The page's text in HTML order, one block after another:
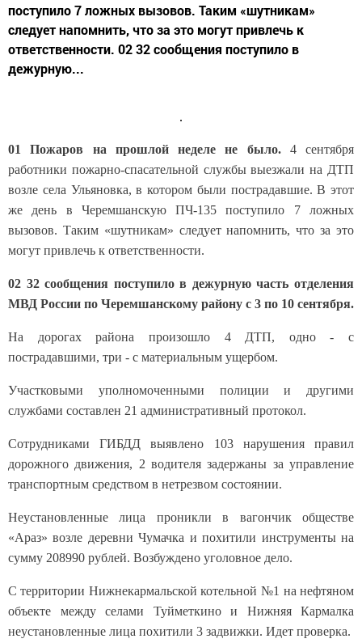
поступило 7 ложных вызовов. Таким «шутникам»
следует напомнить, что за это могут привлечь к
ответственности. 02 32 сообщения поступило в
дежурную...
01 Пожаров на прошлой неделе не было.4 сентября
работники пожарно-спасательной службы выезжали на ДТП
возле села Ульяновка, в котором были пострадавшие. В этот
же день в Черемшанскую ПЧ-135 поступило 7 ложных
вызовов. Таким «шутникам» следует напомнить, что за это
могут привлечь к ответственности.
02 32 сообщения поступило в дежурную часть отделения
МВД России по Черемшанскому району с 3 по 10 сентября.
На дорогах района произошло 4 ДТП, одно - с
пострадавшими, три - с материальным ущербом.
Участковыми уполномоченными полиции и другими
службами составлен 21 административный протокол.
Сотрудниками ГИБДД выявлено 103 нарушения правил
дорожного движения, 2 водителя задержаны за управление
транспортным средством в нетрезвом состоянии.
Неустановленные лица проникли в вагончик обществе
«Араз» возле деревни Чумачка и похитили инструменты на
сумму 208990 рублей. Возбуждено уголовное дело.
С территории Нижнекармальской котельной №1 на нефтяном
объекте между селами Туйметкино и Нижняя Кармалка
неустановленные лица похитили 3 задвижки. Идет проверка.